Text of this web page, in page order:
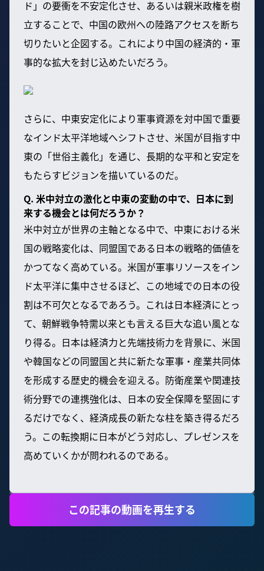
ド」の要衝を不安定化させ、あるいは親米政権を樹
立することで、中国の欧州への陸路アクセスを断ち
切りたいと企図する。これにより中国の経済的・軍
事的な拡大を封じ込めたいだろう。
さらに、中東安定化により軍事資源を対中国で重要
なインド太平洋地域へシフトさせ、米国が目指す中
東の「世俗主義化」を通じ、長期的な平和と安定を
もたらすビジョンを描いているのだ。
Q. 米中対立の激化と中東の変動の中で、日本に到
来する機会とは何だろうか？
米中対立が世界の主軸となる中で、中東における米
国の戦略変化は、同盟国である日本の戦略的価値を
かつてなく高めている。米国が軍事リソースをイン
ド太平洋に集中させるほど、この地域での日本の役
割は不可欠となるであろう。これは日本経済にとっ
て、朝鮮戦争特需以来とも言える巨大な追い風とな
り得る。日本は経済力と先端技術力を背景に、米国
や韓国などの同盟国と共に新たな軍事・産業共同体
を形成する歴史的機会を迎える。防衛産業や関連技
術分野での連携強化は、日本の安全保障を堅固にす
るだけでなく、経済成長の新たな柱を築き得るだろ
う。この転換期に日本がどう対応し、プレゼンスを
高めていくかが問われるのである。
この記事の動画を再生する